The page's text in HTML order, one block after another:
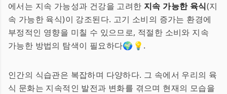
에서는 지속 가능성과 건강을 고려한 지속 가능한 육식(지
속 가능한 육식)이 강조된다. 고기 소비의 증가는 환경에
부정적인 영향을 미칠 수 있으므로, 적절한 소비와 지속
가능한 방법의 탐색이 필요하다🌍💡.
인간의 식습관은 복잡하며 다양하다. 그 속에서 우리의 육
식 문화는 지속적인 발전과 변화를 겪으며 현재의 모습을